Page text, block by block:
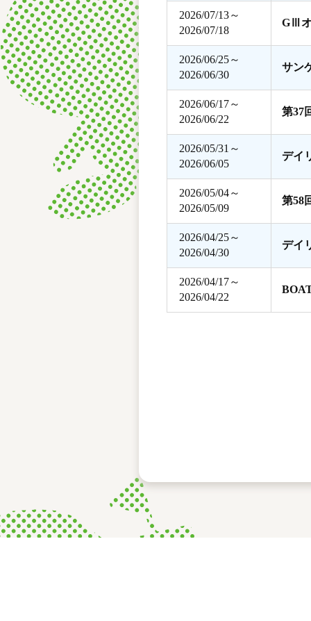
2026/07/13～
2026/07/18
GⅢオ
2026/06/25～
2026/06/30
サン
2026/06/17～
2026/06/22
第37
2026/05/31～
2026/06/05
デイ
2026/05/04～
2026/05/09
第58
2026/04/25～
2026/04/30
デイ
2026/04/17～
2026/04/22